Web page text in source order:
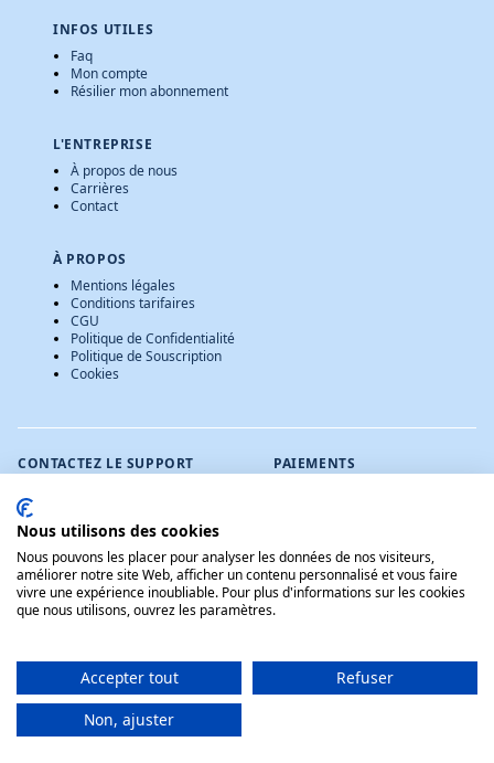
INFOS UTILES
Faq
Mon compte
Résilier mon abonnement
L'ENTREPRISE
À propos de nous
Carrières
Contact
À PROPOS
Mentions légales
Conditions tarifaires
CGU
Politique de Confidentialité
Politique de Souscription
Cookies
CONTACTEZ LE SUPPORT
9h à 18h
PAIEMENTS
LANGUE
2026.
Nous utilisons des cookies
Nous pouvons les placer pour analyser les données de nos visiteurs,
améliorer notre site Web, afficher un contenu personnalisé et vous faire
vivre une expérience inoubliable. Pour plus d'informations sur les cookies
que nous utilisons, ouvrez les paramètres.
Accepter tout
Refuser
Non, ajuster